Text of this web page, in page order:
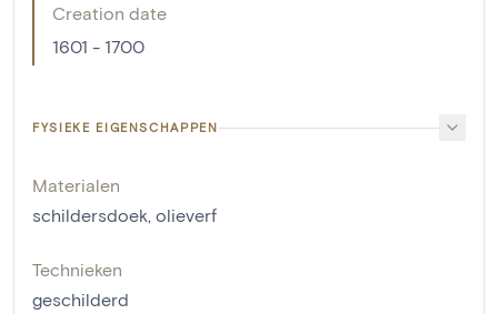
Creation date
1601 - 1700
FYSIEKE EIGENSCHAPPEN
Materialen
schildersdoek, olieverf
Technieken
geschilderd